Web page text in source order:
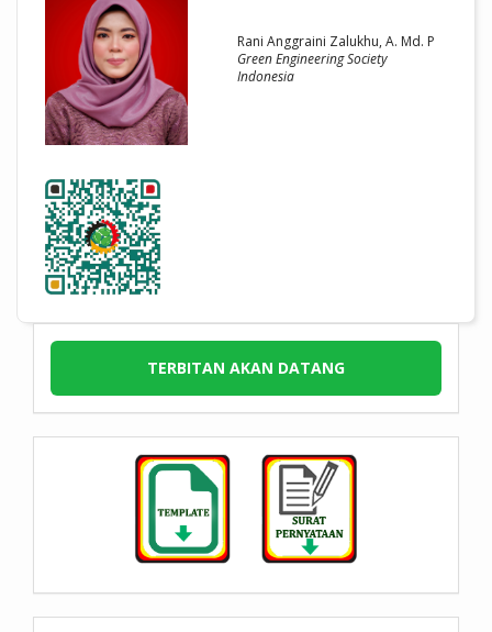
Rani Anggraini Zalukhu, A. Md. P
Green Engineering Society
Indonesia
TERBITAN AKAN DATANG